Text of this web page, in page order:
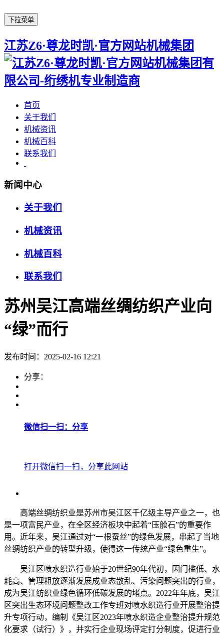
下拉菜单
江苏Z6·尊龙时凯·官方网站机械集团
首页
关于我们
机械资讯
机械百科
联系我们
新闻中心
关于我们
机械资讯
机械百科
联系我们
苏州吴江高端丝绸纺织产业向
“绿”而行
发布时间：2025-02-16 12:21
分享：
微信扫一扫：分享
打开微信扫一扫，分享此网站
高端丝绸纺织业是苏州市吴江区千亿级主导产业之一，也
是一项富民产业，在全区经济板块中起着“压舱石”的重要作
用。近年来，吴江通过对“一根蚕丝”的绿色发展，串起了当地
丝绸纺织产业的转型升级，使得这一传统产业“绿色重生”。
吴江区喷水织造行业始于20世纪90年代初，因门槛低、水
耗高、管理粗放逐渐发展成业态散乱、污染问题突出的行业，
成为吴江纺织业绿色循环低碳发展的堵点。2022年年底，吴江
区突出生态环境问题整改工作专班对喷水织造行业开展整治提
升专项行动，编制《吴江区2023年喷水织造企业整治提升规范
化要求（试行）》，并实行企业现场评定打分制度，促进行业